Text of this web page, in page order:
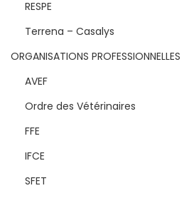
RESPE
Terrena – Casalys
ORGANISATIONS PROFESSIONNELLES
AVEF
Ordre des Vétérinaires
FFE
IFCE
SFET